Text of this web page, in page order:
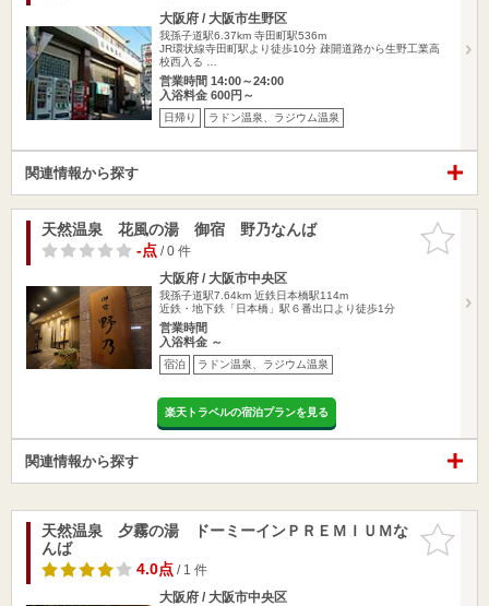
大阪府 / 大阪市生野区
我孫子道駅6.37km 寺田町駅536m
JR環状線寺田町駅より徒歩10分 疎開道路から生野工業高
校西入る …
営業時間 14:00～24:00
入浴料金 600円～
日帰り ラドン温泉、ラジウム温泉
関連情報から探す
お気に入
りに追加
天然温泉 花風の湯 御宿 野乃なんば
-点/ 0 件
大阪府 / 大阪市中央区
我孫子道駅7.64km 近鉄日本橋駅114m
近鉄・地下鉄「日本橋」駅６番出口より徒歩1分
営業時間
入浴料金 ～
宿泊 ラドン温泉、ラジウム温泉
楽天トラベルの宿泊プランを見る
関連情報から探す
お気に入
りに追加
天然温泉 夕霧の湯 ドーミーインＰＲＥＭＩＵＭな
んば
4.0点/ 1 件
大阪府 / 大阪市中央区